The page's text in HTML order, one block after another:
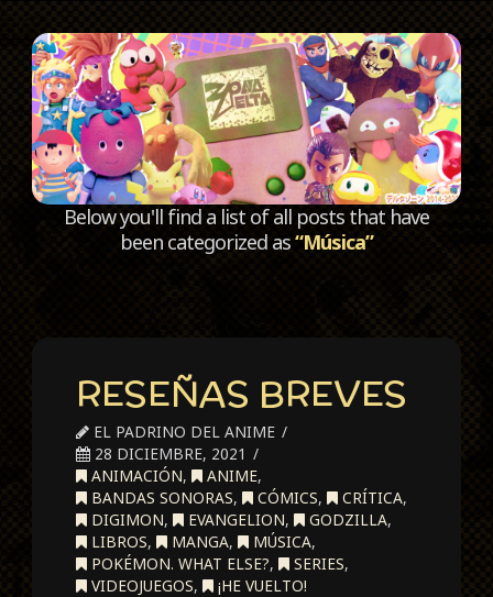
Below you'll find a list of all posts that have
been categorized as“Música”
RESEÑAS BREVES
EL PADRINO DEL ANIME
28 DICIEMBRE, 2021
ANIMACIÓN, ANIME,
BANDAS SONORAS, CÓMICS, CRÍTICA,
DIGIMON, EVANGELION, GODZILLA,
LIBROS, MANGA, MÚSICA,
POKÉMON. WHAT ELSE?, SERIES,
VIDEOJUEGOS, ¡HE VUELTO!